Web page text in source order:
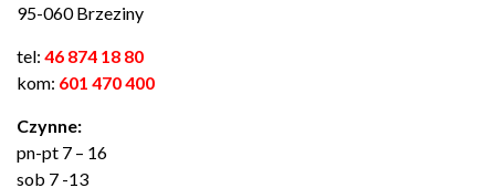
95-060 Brzeziny
tel: 46 874 18 80
kom: 601 470 400
Czynne:
pn-pt 7 – 16
sob 7 -13